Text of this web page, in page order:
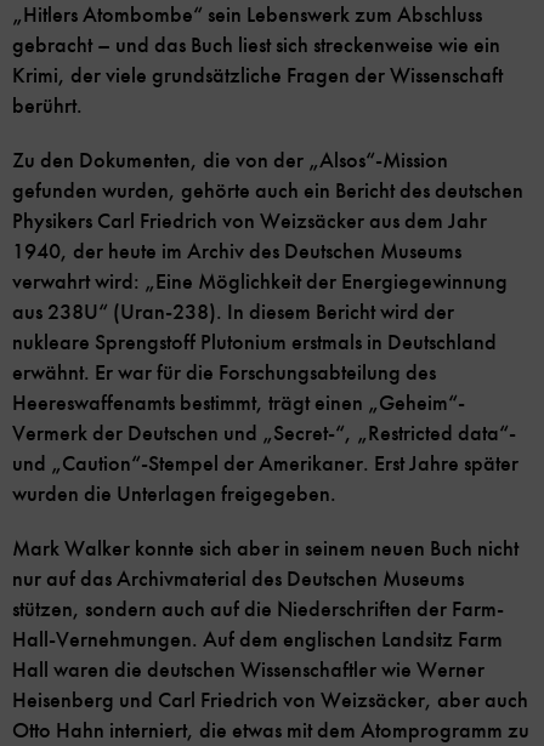
„Hitlers Atombombe“ sein Lebenswerk zum Abschluss
gebracht – und das Buch liest sich streckenweise wie ein
Krimi, der viele grundsätzliche Fragen der Wissenschaft
berührt.
Zu den Dokumenten, die von der „Alsos“-Mission
gefunden wurden, gehörte auch ein Bericht des deutschen
Physikers Carl Friedrich von Weizsäcker aus dem Jahr
1940, der heute im Archiv des Deutschen Museums
verwahrt wird: „Eine Möglichkeit der Energiegewinnung
aus 238U“ (Uran-238). In diesem Bericht wird der
nukleare Sprengstoff Plutonium erstmals in Deutschland
erwähnt. Er war für die Forschungsabteilung des
Heereswaffenamts bestimmt, trägt einen „Geheim“-
Vermerk der Deutschen und „Secret-“, „Restricted data“-
und „Caution“-Stempel der Amerikaner. Erst Jahre später
wurden die Unterlagen freigegeben.
Mark Walker konnte sich aber in seinem neuen Buch nicht
nur auf das Archivmaterial des Deutschen Museums
stützen, sondern auch auf die Niederschriften der Farm-
Hall-Vernehmungen. Auf dem englischen Landsitz Farm
Hall waren die deutschen Wissenschaftler wie Werner
Heisenberg und Carl Friedrich von Weizsäcker, aber auch
Otto Hahn interniert, die etwas mit dem Atomprogramm zu